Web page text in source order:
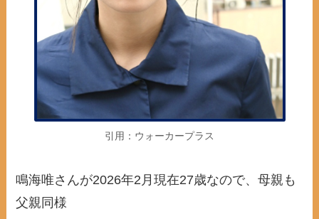
引用：ウォーカープラス
鳴海唯さんが2026年2月現在27歳なので、母親も
父親同様